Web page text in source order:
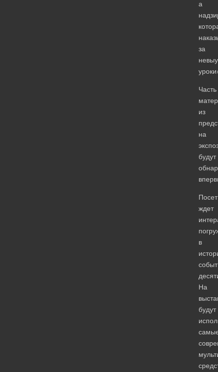
а
за
Часть
из
на
будут
ждет
в
На
будут